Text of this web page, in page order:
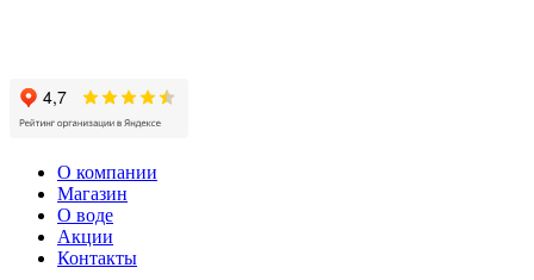
О компании
Магазин
О воде
Акции
Контакты